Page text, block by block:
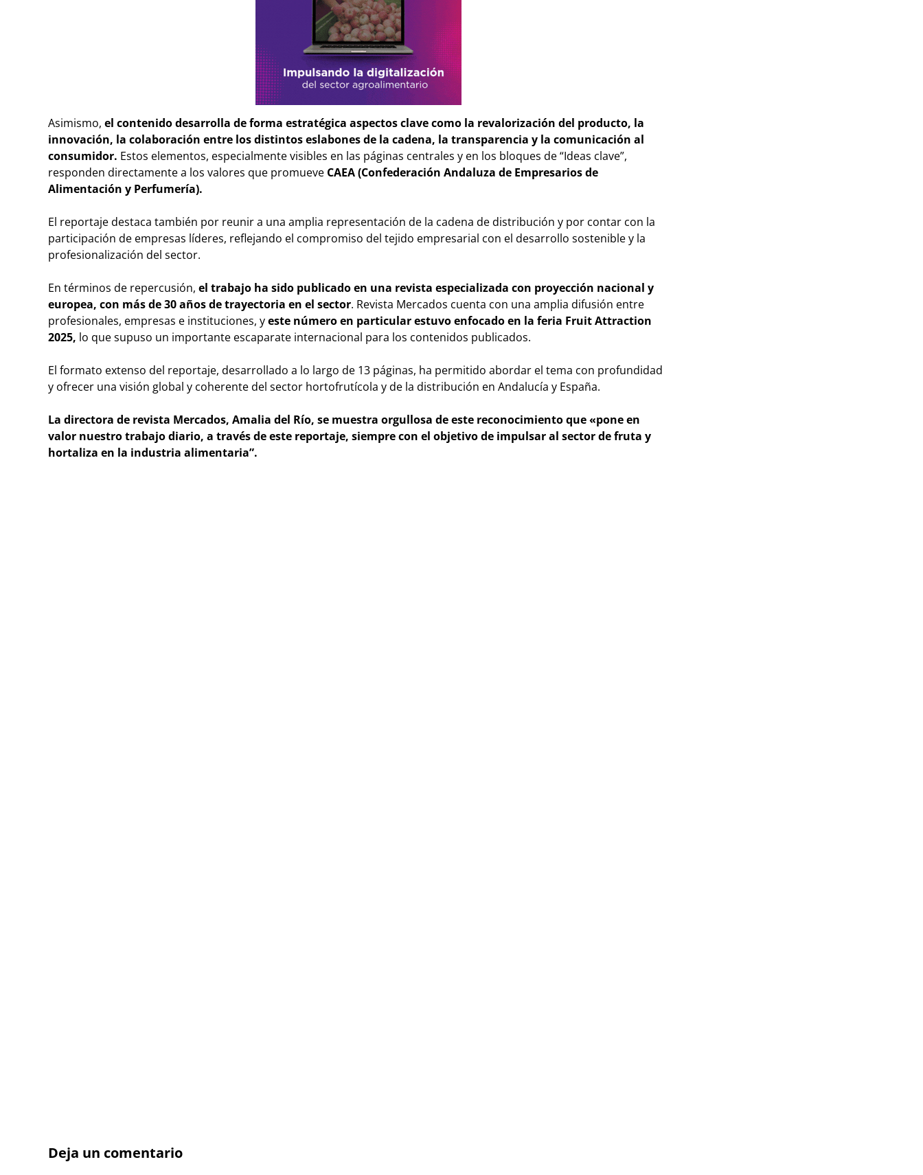
Asimismo, el contenido desarrolla de forma estratégica aspectos clave como la revalorización del producto, la
innovación, la colaboración entre los distintos eslabones de la cadena, la transparencia y la comunicación al
consumidor. Estos elementos, especialmente visibles en las páginas centrales y en los bloques de “Ideas clave”,
responden directamente a los valores que promueve CAEA (Confederación Andaluza de Empresarios de
Alimentación y Perfumería).
El reportaje destaca también por reunir a una amplia representación de la cadena de distribución y por contar con la
participación de empresas líderes, reflejando el compromiso del tejido empresarial con el desarrollo sostenible y la
profesionalización del sector.
En términos de repercusión, el trabajo ha sido publicado en una revista especializada con proyección nacional y
europea, con más de 30 años de trayectoria en el sector. Revista Mercados cuenta con una amplia difusión entre
profesionales, empresas e instituciones, yeste número en particular estuvo enfocado en la feria Fruit Attraction
2025, lo que supuso un importante escaparate internacional para los contenidos publicados.
El formato extenso del reportaje, desarrollado a lo largo de 13 páginas, ha permitido abordar el tema con profundidad
y ofrecer una visión global y coherente del sector hortofrutícola y de la distribución en Andalucía y España.
La directora de revista Mercados, Amalia del Río, se muestra orgullosa de este reconocimiento que «pone en
valor nuestro trabajo diario, a través de este reportaje, siempre con el objetivo de impulsar al sector de fruta y
hortaliza en la industria alimentaria”.
Deja un comentario